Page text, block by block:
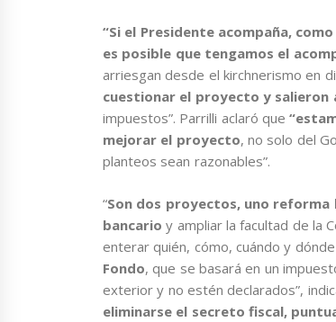
“Si el Presidente acompaña,
es posible que tengamos el
arriesgan desde el kirchnerismo en
cuestionar el proyecto y
impuestos”. Parrilli aclaró que
mejorar el proyecto, no solo del
planteos sean razonables”.
“Son dos proyectos, uno
bancario y ampliar la facultad de la
enterar quién, cómo, cuándo y
Fondo, que se basará en un
exterior y no estén declarados”,
eliminarse el secreto fiscal,